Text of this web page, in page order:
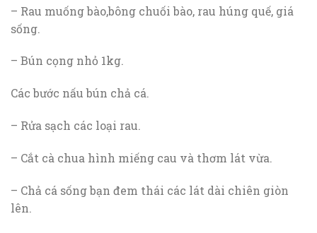
– Rau muống bào,bông chuối bào, rau húng quế, giá
sống.
– Bún cọng nhỏ 1kg.
Các bước nấu bún chả cá.
– Rửa sạch các loại rau.
– Cắt cà chua hình miếng cau và thơm lát vừa.
– Chả cá sống bạn đem thái các lát dài chiên giòn
lên.